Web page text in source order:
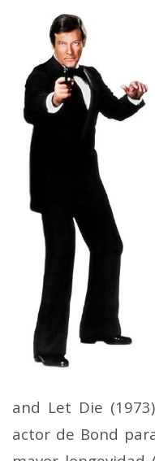
and Let Die
actor de Bond